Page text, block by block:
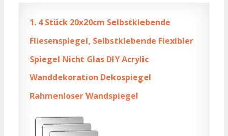
1. 4 Stück 20x20cm Selbstklebende
Fliesenspiegel, Selbstklebende Flexibler
Spiegel Nicht Glas DIY Acrylic
Wanddekoration Dekospiegel
Rahmenloser Wandspiegel